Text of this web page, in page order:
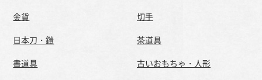
金貨
切手
日本刀・鎧
茶道具
書道具
古いおもちゃ・人形